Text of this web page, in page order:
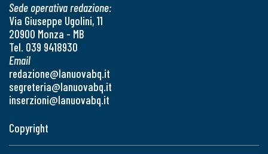
Sede operativa redazione:
Via Giuseppe Ugolini, 11
20900 Monza - MB
Tel. 039 9418930
Email
redazione@lanuovabq.it
segreteria@lanuovabq.it
inserzioni@lanuovabq.it
Copyright